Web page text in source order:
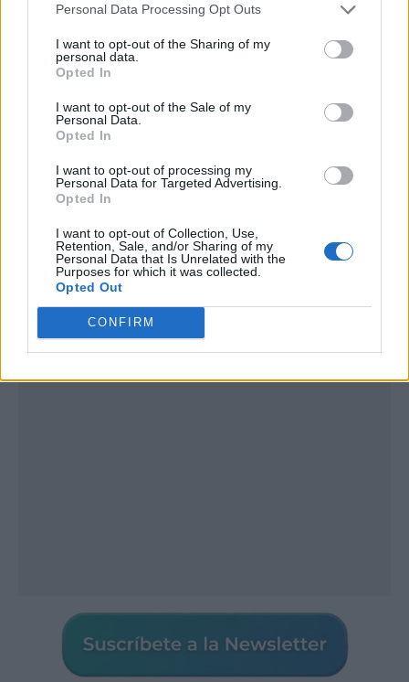
Personal Data Processing Opt Outs
I want to opt-out of the Sharing of my
personal data.
Opted In
I want to opt-out of the Sale of my
Personal Data.
Opted In
I want to opt-out of processing my
Personal Data for Targeted Advertising.
Opted In
I want to opt-out of Collection, Use,
Retention, Sale, and/or Sharing of my
Personal Data that Is Unrelated with the
Purposes for which it was collected.
Opted Out
CONFIRM